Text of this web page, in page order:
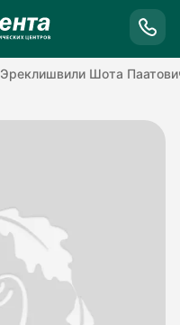
Эреклишвили Шота